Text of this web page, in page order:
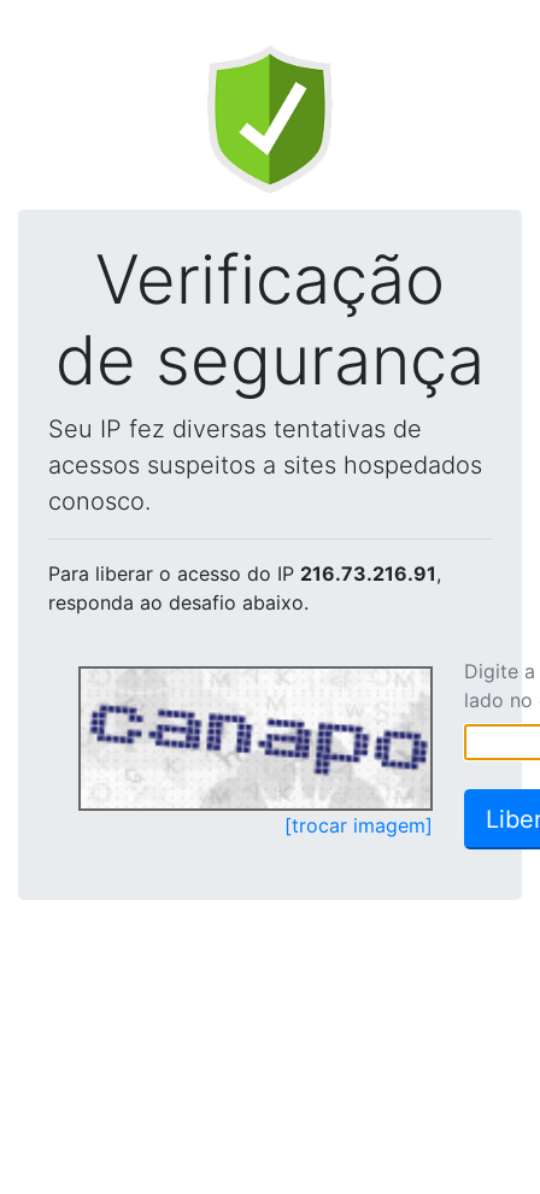
Verificação
de segurança
Seu IP fez diversas tentativas de
acessos suspeitos a sites hospedados
conosco.
Para liberar o acesso do IP 216.73.216.91,
responda ao desafio abaixo.
[trocar imagem]
Digite
lado no